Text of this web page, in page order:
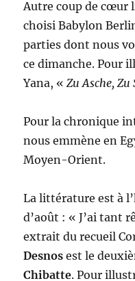
Autre coup de
choisi Babylon
parties dont nous
ce dimanche. Pour
Yana, «Zu Asche, Zu
Pour la chronique
nous emmène en
Moyen-Orient.
La littérature est à
d’août : « J’ai tant
extrait du recueil
Desnos est le
Chibatte. Pour